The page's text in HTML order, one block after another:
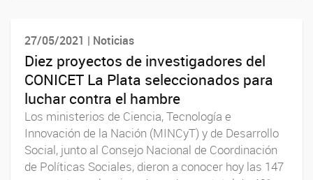
27/05/2021 | Noticias
Diez proyectos de investigadores del
CONICET La Plata seleccionados para
luchar contra el hambre
Los ministerios de Ciencia, Tecnología e
Innovación de la Nación (MINCyT) y de Desarrollo
Social, junto al Consejo Nacional de Coordinación
de Políticas Sociales, dieron a conocer hoy las 147